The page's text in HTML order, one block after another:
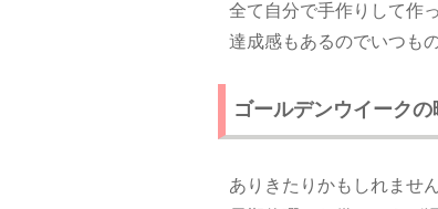
全て自分で手作りして作
達成感もあるのでいつも
ゴールデンウイーク
ありきたりかもしれません